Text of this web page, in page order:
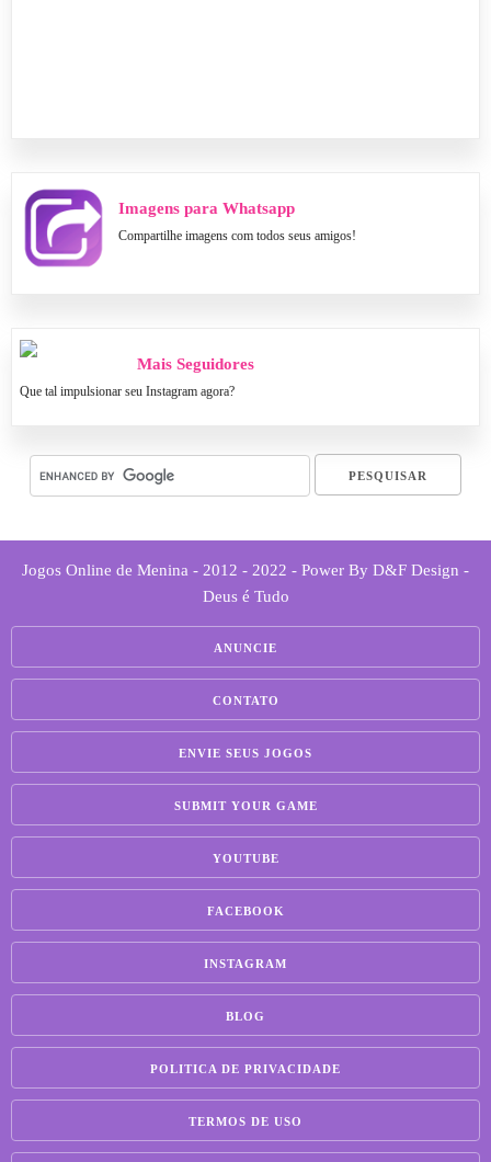
Imagens para Whatsapp
Compartilhe imagens com todos seus amigos!
Mais Seguidores
Que tal impulsionar seu Instagram agora?
Jogos Online de Menina - 2012 - 2022 - Power By D&F Design -
Deus é Tudo
ANUNCIE
CONTATO
ENVIE SEUS JOGOS
SUBMIT YOUR GAME
YOUTUBE
FACEBOOK
INSTAGRAM
BLOG
POLITICA DE PRIVACIDADE
TERMOS DE USO